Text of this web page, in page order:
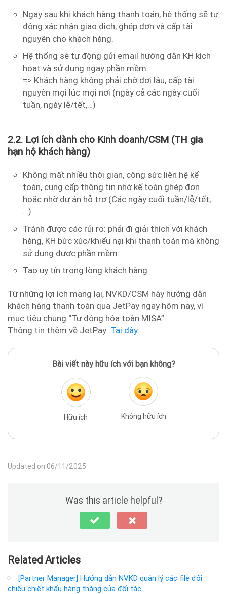
Ngay sau khi khách hàng thanh toán, hệ thống sẽ tự
động xác nhận giao dịch, ghép đơn và cấp tài
nguyên cho khách hàng.
Hệ thống sẽ tự động gửi email hướng dẫn KH kích
hoạt và sử dụng ngay phần mềm
=> Khách hàng không phải chờ đợi lâu, cấp tài
nguyên mọi lúc mọi nơi (ngày cả các ngày cuối
tuần, ngày lễ/tết,…)
2.2. Lợi ích dành cho Kinh doanh/CSM (TH gia
hạn hộ khách hàng)
Không mất nhiều thời gian, công sức liên hệ kế
toán, cung cấp thông tin nhờ kế toán ghép đơn
hoặc nhờ dự án hỗ trợ (Các ngày cuối tuần/lễ/tết,
…)
Tránh được các rủi ro: phải đi giải thích với khách
hàng, KH bức xúc/khiếu nại khi thanh toán mà không
sử dụng được phần mềm.
Tạo uy tín trong lòng khách hàng.
Từ những lợi ích mang lại, NVKD/CSM hãy hướng dẫn
khách hàng thanh toán qua JetPay ngay hôm nay, vì
mục tiêu chung “Tự động hóa toàn MISA”.
Thông tin thêm về JetPay: Tại đây
Bài viết này hữu ích với bạn không?
Hữu ích Không hữu ích
Updated on 06/11/2025
Was this article helpful?
Related Articles
[Partner Manager] Hướng dẫn NVKD quản lý các file đối
chiếu chiết khấu hàng tháng của đối tác